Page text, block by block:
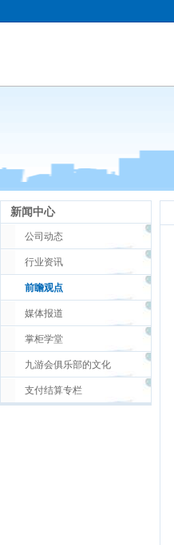
新闻中心
公司动态
行业资讯
前瞻观点
媒体报道
掌柜学堂
九游会俱乐部的文化
支付结算专栏